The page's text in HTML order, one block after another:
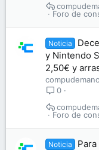
Foro de
Noticia
y Nintendo
2,50€ y
compudemano
0
Foro de
Noticia